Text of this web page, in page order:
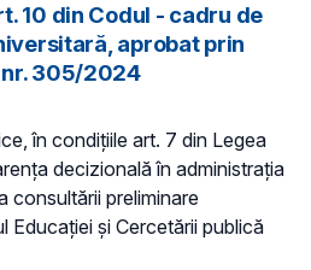
10 din Codul - cadru de
aprobat prin
305/2024
în condiţiile art. 7 din Legea
decizională în administraţia
consultării preliminare
Educaţiei și Cercetării publică